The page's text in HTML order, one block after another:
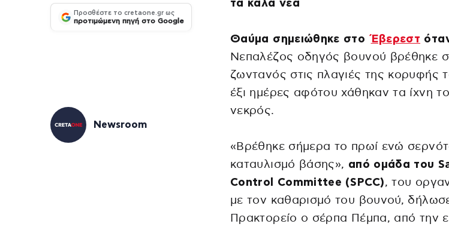
Προσθέστε το cretaone.gr ως
προτιμώμενη πηγή στο Google
Newsroom
τα καλά νέα
Θαύμα σημειώθηκε στοΈβερεστ
Νεπαλέζος οδηγός βουνού βρέθηκε
ζωντανός στις πλαγιές της κορυφής
έξι ημέρες αφότου χάθηκαν τα ίχνη
νεκρός.
«Βρέθηκε σήμερα το πρωί ενώ
καταυλισμό βάσης», από ομάδα του
Control Committee (SPCC), του
με τον καθαρισμό του βουνού,
Πρακτορείο ο σέρπα Πέμπα, από την